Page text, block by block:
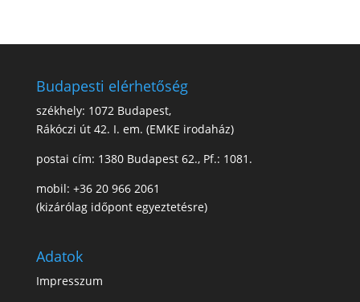
Budapesti elérhetőség
székhely: 1072 Budapest,
Rákóczi út 42. I. em. (EMKE irodaház)
postai cím: 1380 Budapest 62., Pf.: 1081.
mobil: +36 20 966 2061
(kizárólag időpont egyeztetésre)
Adatok
Impresszum